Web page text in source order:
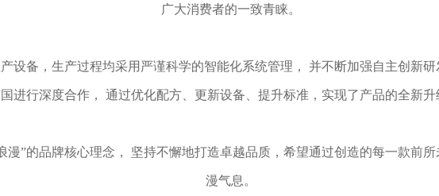
广大消费者的一致青睐。
设备，生产过程均采用严谨科学的智能化系统管理， 并不断加强自主创新
国进行深度合作， 通过优化配方、更新设备、提升标准，实现了产品的全新升
漫”的品牌核心理念， 坚持不懈地打造卓越品质，希望通过创造的每一款前
漫气息。